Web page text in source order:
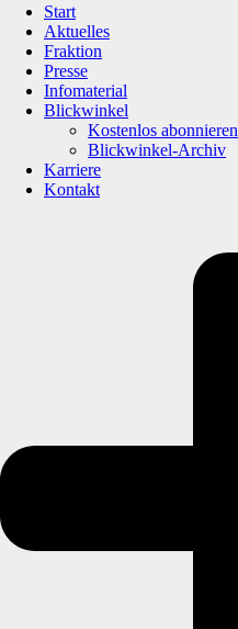
Start
Aktuelles
Fraktion
Presse
Infomaterial
Blickwinkel
Kostenlos abonnieren
Blickwinkel-Archiv
Karriere
Kontakt